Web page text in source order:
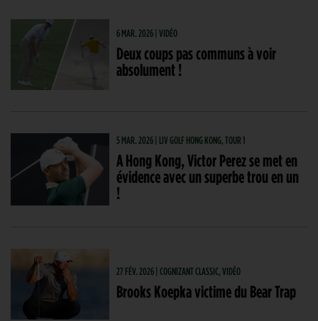
6 MAR. 2026 | VIDÉO
Deux coups pas communs à voir
absolument !
5 MAR. 2026 | LIV GOLF HONG KONG, TOUR 1
A Hong Kong, Victor Perez se met en
évidence avec un superbe trou en un
!
27 FÉV. 2026 | COGNIZANT CLASSIC, VIDÉO
Brooks Koepka victime du Bear Trap